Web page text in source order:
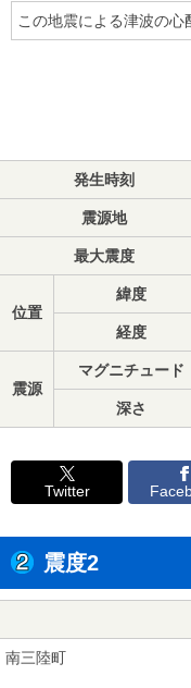
この地震による津波の心
発生時刻
震源地
最大震度
位置
緯度
経度
震源
マグニチュード
深さ
Twitter
震度2
南三陸町